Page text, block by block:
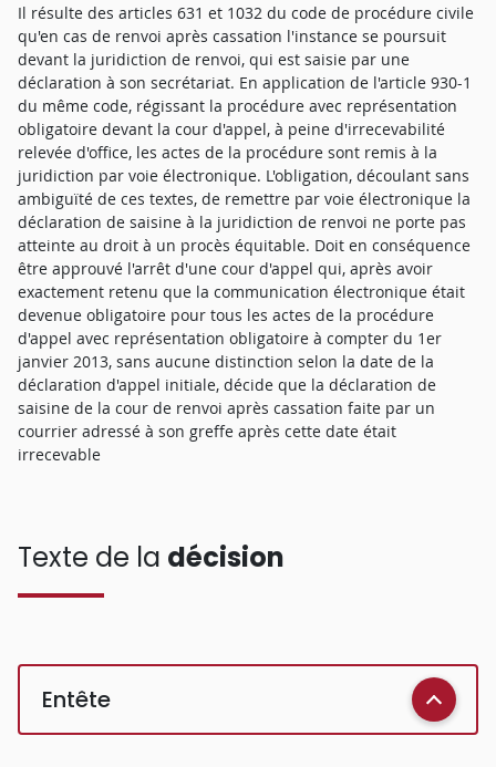
Il résulte des articles 631 et 1032 du code de procédure civile
qu'en cas de renvoi après cassation l'instance se poursuit
devant la juridiction de renvoi, qui est saisie par une
déclaration à son secrétariat. En application de l'article 930-1
du même code, régissant la procédure avec représentation
obligatoire devant la cour d'appel, à peine d'irrecevabilité
relevée d'office, les actes de la procédure sont remis à la
juridiction par voie électronique. L'obligation, découlant sans
ambiguïté de ces textes, de remettre par voie électronique la
déclaration de saisine à la juridiction de renvoi ne porte pas
atteinte au droit à un procès équitable. Doit en conséquence
être approuvé l'arrêt d'une cour d'appel qui, après avoir
exactement retenu que la communication électronique était
devenue obligatoire pour tous les actes de la procédure
d'appel avec représentation obligatoire à compter du 1er
janvier 2013, sans aucune distinction selon la date de la
déclaration d'appel initiale, décide que la déclaration de
saisine de la cour de renvoi après cassation faite par un
courrier adressé à son greffe après cette date était
irrecevable
Texte de la décision
Entête